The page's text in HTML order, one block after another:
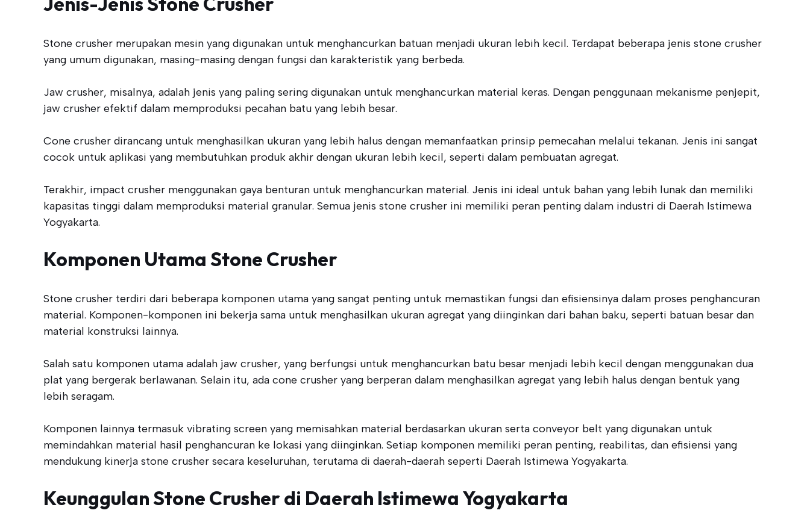
Stone crusher merupakan mesin yang digunakan untuk menghancurkan batuan menjadi ukuran lebih kecil. Terdapat beberapa jenis stone crusher
yang umum digunakan, masing-masing dengan fungsi dan karakteristik yang berbeda.
Jaw crusher, misalnya, adalah jenis yang paling sering digunakan untuk menghancurkan material keras. Dengan penggunaan mekanisme penjepit,
jaw crusher efektif dalam memproduksi pecahan batu yang lebih besar.
Cone crusher dirancang untuk menghasilkan ukuran yang lebih halus dengan memanfaatkan prinsip pemecahan melalui tekanan. Jenis ini sangat
cocok untuk aplikasi yang membutuhkan produk akhir dengan ukuran lebih kecil, seperti dalam pembuatan agregat.
Terakhir, impact crusher menggunakan gaya benturan untuk menghancurkan material. Jenis ini ideal untuk bahan yang lebih lunak dan memiliki
kapasitas tinggi dalam memproduksi material granular. Semua jenis stone crusher ini memiliki peran penting dalam industri di Daerah Istimewa
Yogyakarta.
Komponen Utama Stone Crusher
Stone crusher terdiri dari beberapa komponen utama yang sangat penting untuk memastikan fungsi dan efisiensinya dalam proses penghancuran
material. Komponen-komponen ini bekerja sama untuk menghasilkan ukuran agregat yang diinginkan dari bahan baku, seperti batuan besar dan
material konstruksi lainnya.
Salah satu komponen utama adalah jaw crusher, yang berfungsi untuk menghancurkan batu besar menjadi lebih kecil dengan menggunakan dua
plat yang bergerak berlawanan. Selain itu, ada cone crusher yang berperan dalam menghasilkan agregat yang lebih halus dengan bentuk yang
lebih seragam.
Komponen lainnya termasuk vibrating screen yang memisahkan material berdasarkan ukuran serta conveyor belt yang digunakan untuk
memindahkan material hasil penghancuran ke lokasi yang diinginkan. Setiap komponen memiliki peran penting, reabilitas, dan efisiensi yang
mendukung kinerja stone crusher secara keseluruhan, terutama di daerah-daerah seperti Daerah Istimewa Yogyakarta.
Keunggulan Stone Crusher di Daerah Istimewa Yogyakarta